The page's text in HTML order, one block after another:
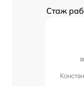
Стаж